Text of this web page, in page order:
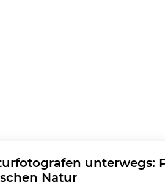
unterwegs:
Natur